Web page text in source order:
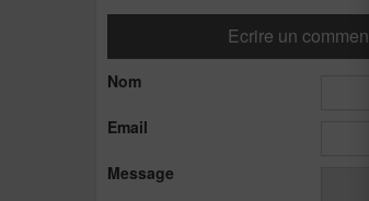
Ecrire un
Nom
Email
Message